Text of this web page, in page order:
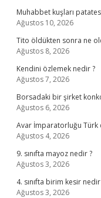
Muhabbet kuşları
Ağustos 10, 2026
Tito öldükten sonra ne
Ağustos 8, 2026
Kendini özlemek nedir ?
Ağustos 7, 2026
Borsadaki bir şirket
Ağustos 6, 2026
Avar İmparatorluğu Türk
Ağustos 4, 2026
9. sınıfta mayoz nedir ?
Ağustos 3, 2026
4. sınıfta birim kesir nedir
Ağustos 3, 2026